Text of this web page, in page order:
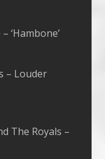
‘Hambone’
– Louder
The Royals –